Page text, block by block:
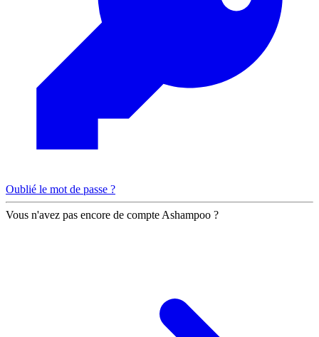
Oublié le mot de passe ?
Vous n'avez pas encore de compte Ashampoo ?